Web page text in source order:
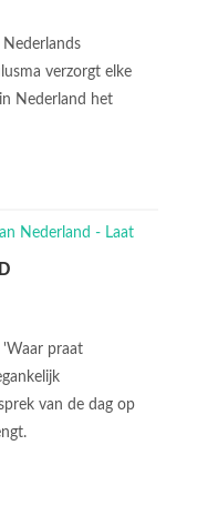
Nederlands
verzorgt elke
Nederland het
'Waar praat
van de dag op